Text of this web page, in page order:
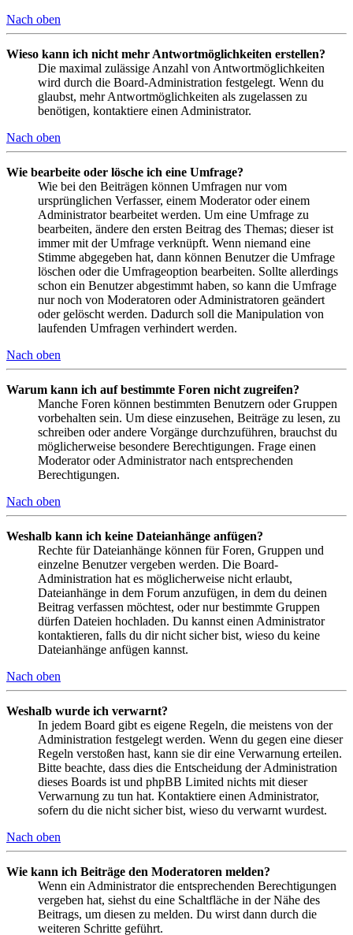
Nach oben
Wieso kann ich nicht mehr Antwortmöglichkeiten erstellen?
Die maximal zulässige Anzahl von Antwortmöglichkeiten
wird durch die Board-Administration festgelegt. Wenn du
glaubst, mehr Antwortmöglichkeiten als zugelassen zu
benötigen, kontaktiere einen Administrator.
Nach oben
Wie bearbeite oder lösche ich eine Umfrage?
Wie bei den Beiträgen können Umfragen nur vom
ursprünglichen Verfasser, einem Moderator oder einem
Administrator bearbeitet werden. Um eine Umfrage zu
bearbeiten, ändere den ersten Beitrag des Themas; dieser ist
immer mit der Umfrage verknüpft. Wenn niemand eine
Stimme abgegeben hat, dann können Benutzer die Umfrage
löschen oder die Umfrageoption bearbeiten. Sollte allerdings
schon ein Benutzer abgestimmt haben, so kann die Umfrage
nur noch von Moderatoren oder Administratoren geändert
oder gelöscht werden. Dadurch soll die Manipulation von
laufenden Umfragen verhindert werden.
Nach oben
Warum kann ich auf bestimmte Foren nicht zugreifen?
Manche Foren können bestimmten Benutzern oder Gruppen
vorbehalten sein. Um diese einzusehen, Beiträge zu lesen, zu
schreiben oder andere Vorgänge durchzuführen, brauchst du
möglicherweise besondere Berechtigungen. Frage einen
Moderator oder Administrator nach entsprechenden
Berechtigungen.
Nach oben
Weshalb kann ich keine Dateianhänge anfügen?
Rechte für Dateianhänge können für Foren, Gruppen und
einzelne Benutzer vergeben werden. Die Board-
Administration hat es möglicherweise nicht erlaubt,
Dateianhänge in dem Forum anzufügen, in dem du deinen
Beitrag verfassen möchtest, oder nur bestimmte Gruppen
dürfen Dateien hochladen. Du kannst einen Administrator
kontaktieren, falls du dir nicht sicher bist, wieso du keine
Dateianhänge anfügen kannst.
Nach oben
Weshalb wurde ich verwarnt?
In jedem Board gibt es eigene Regeln, die meistens von der
Administration festgelegt werden. Wenn du gegen eine dieser
Regeln verstoßen hast, kann sie dir eine Verwarnung erteilen.
Bitte beachte, dass dies die Entscheidung der Administration
dieses Boards ist und phpBB Limited nichts mit dieser
Verwarnung zu tun hat. Kontaktiere einen Administrator,
sofern du die nicht sicher bist, wieso du verwarnt wurdest.
Nach oben
Wie kann ich Beiträge den Moderatoren melden?
Wenn ein Administrator die entsprechenden Berechtigungen
vergeben hat, siehst du eine Schaltfläche in der Nähe des
Beitrags, um diesen zu melden. Du wirst dann durch die
weiteren Schritte geführt.